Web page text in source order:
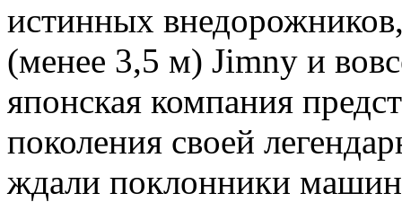
истинных
(менее 3,5 м) Jimny и
японская компания
поколения своей
ждали поклонники